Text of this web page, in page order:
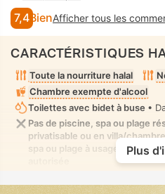
7,4 BienAfficher tous les
CARACTÉRISTIQUES
Toute la nourriture halal
Chambre exempte d'alcool
Toilettes avec bidet à buse •
Pas de piscine, spa ou plage
privatisable ou en villa/
spa ou plage à usage mixte où
Plus